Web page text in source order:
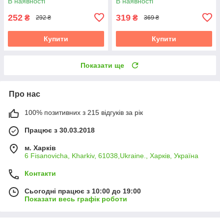
252 ₴ 292 ₴
Купити
319 ₴ 369 ₴
Купити
Показати ще
Про нас
100% позитивних з 215 відгуків за рік
Працює з 30.03.2018
м. Харків
6 Fisanovicha, Kharkiv, 61038,Ukraine., Харків, Україна
Контакти
Сьогодні працює з 10:00 до 19:00
Показати весь графік роботи